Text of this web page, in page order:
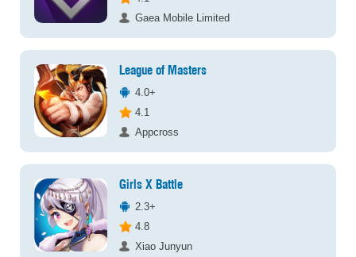
Gaea Mobile Limited
League of Masters
4.0+
4.1
Appcross
Girls X Battle
2.3+
4.8
Xiao Junyun